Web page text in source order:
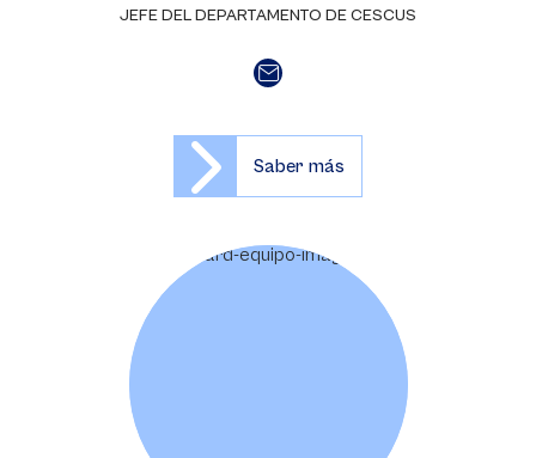
JEFE DEL DEPARTAMENTO DE CESCUS
Saber más